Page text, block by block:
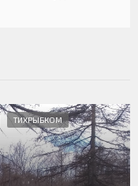
ТИХРЫБКОМ